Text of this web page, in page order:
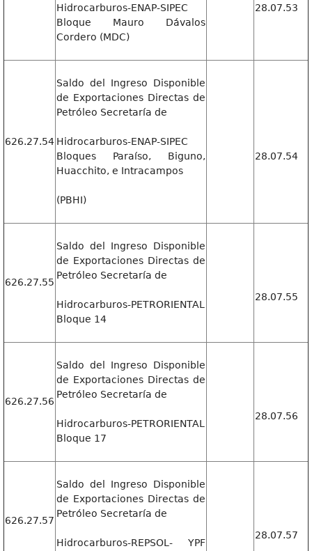
Hidrocarburos-ENAP-SIPEC
Bloque Mauro Dávalos
Cordero (MDC)
28.07.53
626.27.54
Saldo del Ingreso Disponible
de Exportaciones Directas de
Petróleo Secretaría de
Hidrocarburos-ENAP-SIPEC
Bloques Paraíso, Biguno,
Huacchito, e Intracampos
(PBHI)
28.07.54
626.27.55
Saldo del Ingreso Disponible
de Exportaciones Directas de
Petróleo Secretaría de
Hidrocarburos-PETRORIENTAL
Bloque 14
28.07.55
626.27.56
Saldo del Ingreso Disponible
de Exportaciones Directas de
Petróleo Secretaría de
Hidrocarburos-PETRORIENTAL
Bloque 17
28.07.56
626.27.57
Saldo del Ingreso Disponible
de Exportaciones Directas de
Petróleo Secretaría de
Hidrocarburos-REPSOL- YPF
28.07.57